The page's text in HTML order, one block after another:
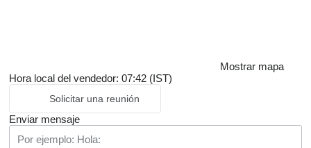
Mostrar mapa
Hora local del vendedor: 07:42 (IST)
Solicitar una reunión
Enviar mensaje